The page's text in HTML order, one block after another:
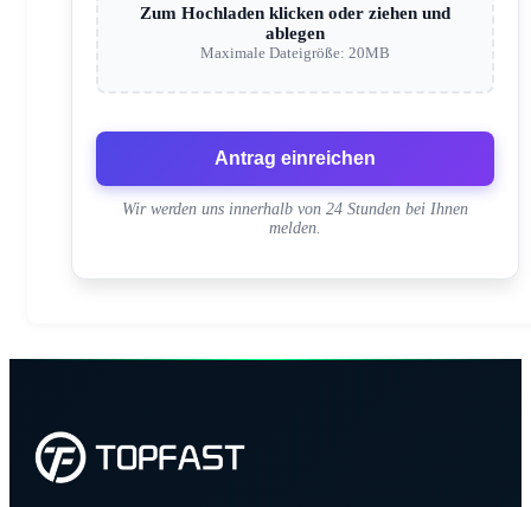
Zum Hochladen klicken oder ziehen und
ablegen
Maximale Dateigröße: 20MB
Antrag einreichen
Wir werden uns innerhalb von 24 Stunden bei Ihnen
melden.